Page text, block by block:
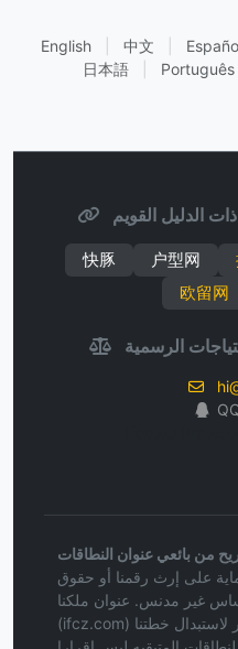
English 中文
日本語
Português
الدليل القويم
快豚 户型网
欧留网
الرسمية
على إرث رقمنا أو حقوق
غير مدنس. عنوان ملكنا
(ifcz.com) معروض للتو للعموم نظر لاستبدال خطتنا